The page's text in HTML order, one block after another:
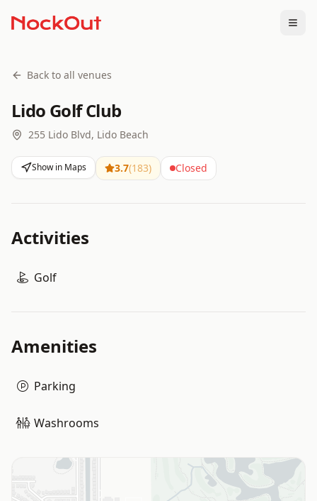
Back to all venues
Lido Golf Club
255 Lido Blvd, Lido Beach
Show in Maps 3.7(183) Closed
Activities
Golf
Amenities
Parking
Washrooms